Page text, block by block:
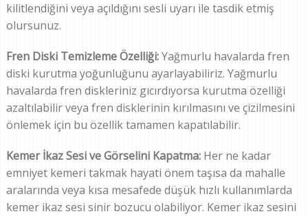
kilitlendiğini veya açıldığını sesli uyarı ile tasdik etmiş
olursunuz.
Fren Diski Temizleme Özelliği:Yağmurlu havalarda fren
diski kurutma yoğunluğunu ayarlayabiliriz. Yağmurlu
havalarda fren diskleriniz gıcırdıyorsa kurutma özelliği
azaltılabilir veya fren disklerinin kırılmasını ve çizilmesini
önlemek için bu özellik tamamen kapatılabilir.
Kemer İkaz Sesi ve Görselini Kapatma: Her ne kadar
emniyet kemeri takmak hayati önem taşısa da mahalle
aralarında veya kısa mesafede düşük hızlı kullanımlarda
kemer ikaz sesi sinir bozucu olabiliyor. Kemer ikaz sesini